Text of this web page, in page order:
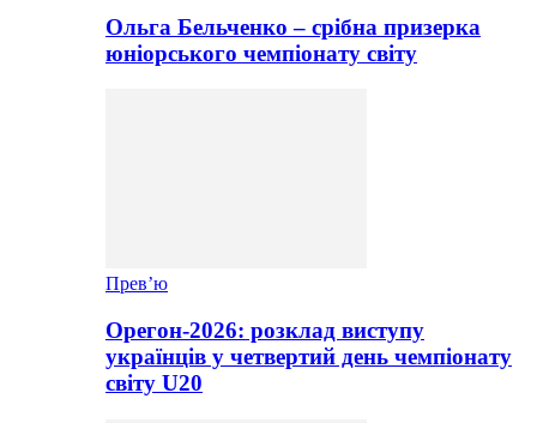
Ольга Бельченко – срібна призерка
юніорського чемпіонату світу
Прев’ю
Орегон-2026: розклад виступу
українців у четвертий день чемпіонату
світу U20